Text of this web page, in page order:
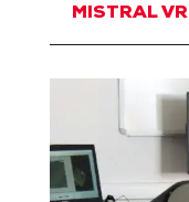
MISTRAL VR